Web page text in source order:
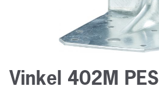
Vinkel 402M PES